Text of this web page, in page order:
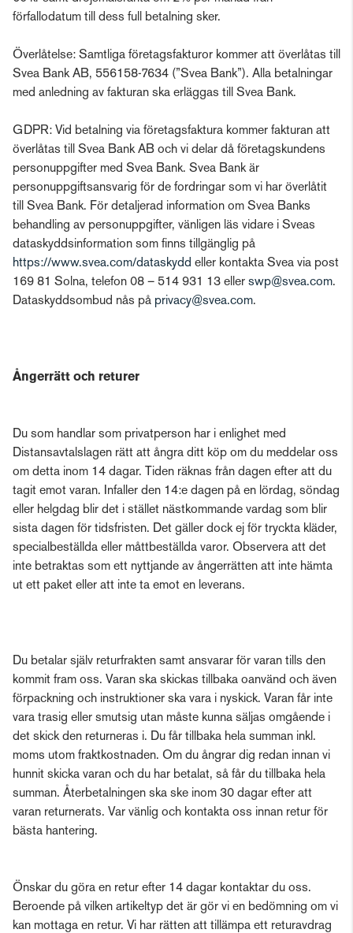
förfallodatum till dess full betalning sker.
Överlåtelse: Samtliga företagsfakturor kommer att överlåtas till
Svea Bank AB, 556158-7634 (”Svea Bank”). Alla betalningar
med anledning av fakturan ska erläggas till Svea Bank.
GDPR: Vid betalning via företagsfaktura kommer fakturan att
överlåtas till Svea Bank AB och vi delar då företagskundens
personuppgifter med Svea Bank. Svea Bank är
personuppgiftsansvarig för de fordringar som vi har överlåtit
till Svea Bank. För detaljerad information om Svea Banks
behandling av personuppgifter, vänligen läs vidare i Sveas
dataskyddsinformation som finns tillgänglig på
https://www.svea.com/dataskydd eller kontakta Svea via post
169 81 Solna, telefon 08 – 514 931 13 eller swp@svea.com.
Dataskyddsombud nås på privacy@svea.com.
Ångerrätt och returer
Du som handlar som privatperson har i enlighet med
Distansavtalslagen rätt att ångra ditt köp om du meddelar oss
om detta inom 14 dagar. Tiden räknas från dagen efter att du
tagit emot varan. Infaller den 14:e dagen på en lördag, söndag
eller helgdag blir det i stället nästkommande vardag som blir
sista dagen för tidsfristen. Det gäller dock ej för tryckta kläder,
specialbeställda eller måttbeställda varor. Observera att det
inte betraktas som ett nyttjande av ångerrätten att inte hämta
ut ett paket eller att inte ta emot en leverans.
Du betalar själv returfrakten samt ansvarar för varan tills den
kommit fram oss. Varan ska skickas tillbaka oanvänd och även
förpackning och instruktioner ska vara i nyskick. Varan får inte
vara trasig eller smutsig utan måste kunna säljas omgående i
det skick den returneras i. Du får tillbaka hela summan inkl.
moms utom fraktkostnaden. Om du ångrar dig redan innan vi
hunnit skicka varan och du har betalat, så får du tillbaka hela
summan. Återbetalningen ska ske inom 30 dagar efter att
varan returnerats. Var vänlig och kontakta oss innan retur för
bästa hantering.
Önskar du göra en retur efter 14 dagar kontaktar du oss.
Beroende på vilken artikeltyp det är gör vi en bedömning om vi
kan mottaga en retur. Vi har rätten att tillämpa ett returavdrag